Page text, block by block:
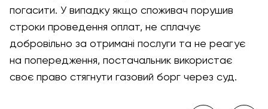
погасити. У випадку якщо споживач порушив
строки проведення оплат, не сплачує
добровільно за отримані послуги та не реагує
на попередження, постачальник використає
своє право стягнути газовий борг через суд.